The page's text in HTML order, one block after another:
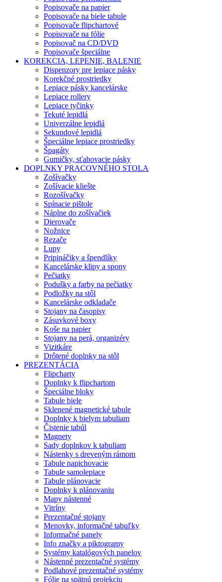
Popisovače na papier
Popisovače na biele tabule
Popisovače flipchartové
Popisovače na fólie
Popisovač na CD/DVD
Popisovače špeciálne
KOREKCIA, LEPENIE, BALENIE
Dispenzory pre lepiace pásky
Korekčné prostriedky
Lepiace pásky kancelárske
Lepiace rollery
Lepiace tyčinky
Tekuté lepidlá
Univerzálne lepidlá
Sekundové lepidlá
Špeciálne lepiace prostriedky
Špagáty
Gumičky, sťahovacie pásky
DOPLNKY PRACOVNÉHO STOLA
Zošívačky
Zošívacie kliešte
Rozošívačky
Spínacie pištole
Náplne do zošívačiek
Dierovače
Nožnice
Rezače
Lupy
Pripináčiky a špendlíky
Kancelárske klipy a spony
Pečiatky
Podušky a farby na pečiatky
Podložky na stôl
Kancelárske odkladače
Stojany na časopisy
Zásuvkové boxy
Koše na papier
Stojany na perá, organizéry
Vizitkáre
Drôtené doplnky na stôl
PREZENTÁCIA
Flipcharty
Doplnky k flipchartom
Špeciálne bloky
Tabule biele
Sklenené magnetické tabule
Doplnky k bielym tabuliam
Čistenie tabúl
Magnety
Sady doplnkov k tabuliam
Nástenky s dreveným rámom
Tabule napichovacie
Tabule samolepiace
Tabule plánovacie
Doplnky k plánovaniu
Mapy nástenné
Vitríny
Prezentačné stojany
Menovky, informačné tabuľky
Informačné panely
Info značky a piktogramy
Systémy katalógových panelov
Nástenné prezentačné systémy
Podlahové prezentačné systémy
Fólie na spätnú projekciu